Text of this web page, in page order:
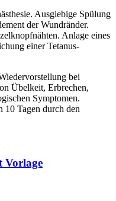
Ausgiebige Spülung
der Wundränder.
Anlage eines
einer Tetanus-
bei
Übelkeit, Erbrechen,
Symptomen.
10 Tagen durch den
Vorlage